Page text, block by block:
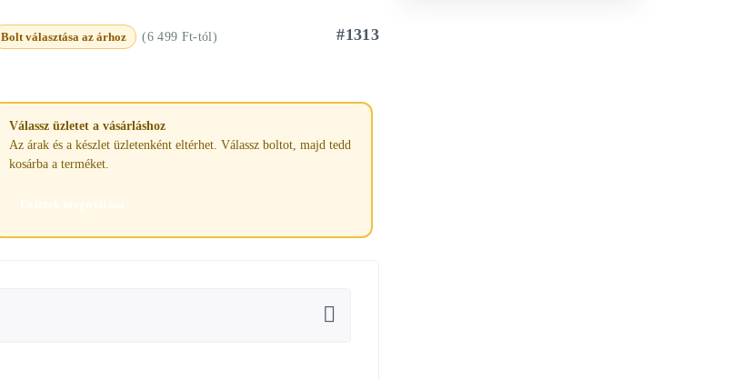
Bolt választása az árhoz (6 499 Ft-tól) #1313
Válassz üzletet a vásárláshoz
Az árak és a készlet üzletenként eltérhet. Válassz boltot, majd tedd
kosárba a terméket.
Üzletek megnyitása